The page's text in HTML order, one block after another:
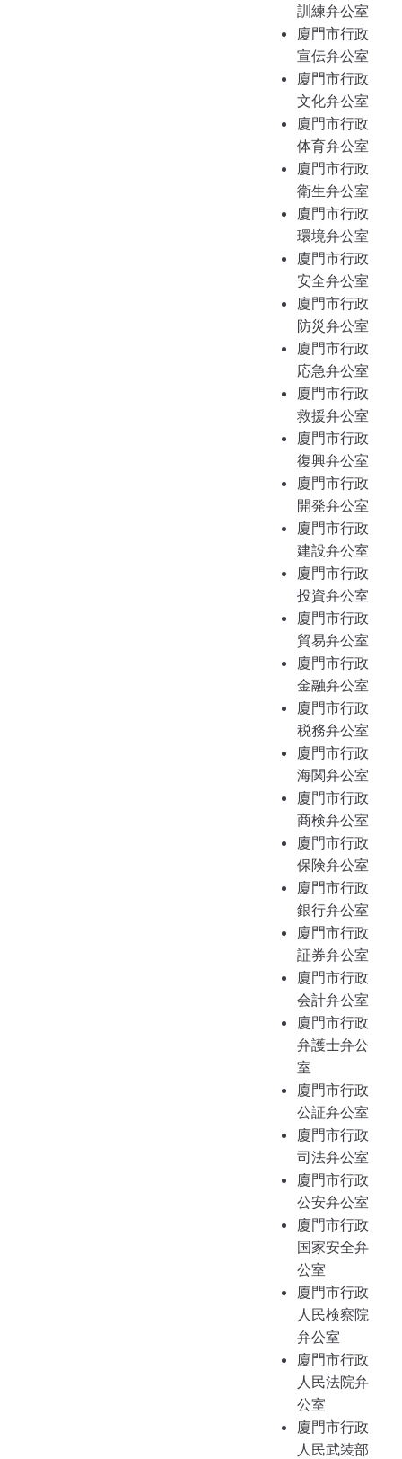
訓練弁公室
廈門市行政
宣伝弁公室
廈門市行政
文化弁公室
廈門市行政
体育弁公室
廈門市行政
衛生弁公室
廈門市行政
環境弁公室
廈門市行政
安全弁公室
廈門市行政
防災弁公室
廈門市行政
応急弁公室
廈門市行政
救援弁公室
廈門市行政
復興弁公室
廈門市行政
開発弁公室
廈門市行政
建設弁公室
廈門市行政
投資弁公室
廈門市行政
貿易弁公室
廈門市行政
金融弁公室
廈門市行政
税務弁公室
廈門市行政
海関弁公室
廈門市行政
商検弁公室
廈門市行政
保険弁公室
廈門市行政
銀行弁公室
廈門市行政
証券弁公室
廈門市行政
会計弁公室
廈門市行政
弁護士弁公
室
廈門市行政
公証弁公室
廈門市行政
司法弁公室
廈門市行政
公安弁公室
廈門市行政
国家安全弁
公室
廈門市行政
人民検察院
弁公室
廈門市行政
人民法院弁
公室
廈門市行政
人民武装部